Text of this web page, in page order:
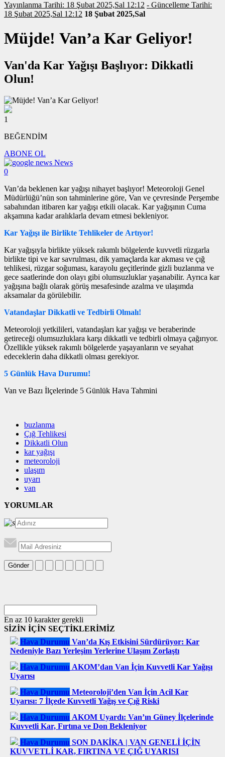
Yayınlanma Tarihi: 18 Şubat 2025,Sal 12:12 - Güncelleme Tarihi:
18 Şubat 2025,Sal 12:12 18 Şubat 2025,Sal
Müjde! Van’a Kar Geliyor!
Van'da Kar Yağışı Başlıyor: Dikkatli
Olun!
1
BEĞENDİM
ABONE OL
News
0
Van’da beklenen kar yağışı nihayet başlıyor! Meteoroloji Genel
Müdürlüğü’nün son tahminlerine göre, Van ve çevresinde Perşembe
sabahından itibaren kar yağışı etkili olacak. Kar yağışının Cuma
akşamına kadar aralıklarla devam etmesi bekleniyor.
Kar Yağışı ile Birlikte Tehlikeler de Artıyor!
Kar yağışıyla birlikte yüksek rakımlı bölgelerde kuvvetli rüzgarla
birlikte tipi ve kar savrulması, dik yamaçlarda kar akması ve çığ
tehlikesi, rüzgar soğuması, karayolu geçitlerinde gizli buzlanma ve
gece saatlerinde don olayı gibi olumsuzluklar yaşanabilir. Ayrıca kar
yağışına bağlı olarak görüş mesafesinde azalma ve ulaşımda
aksamalar da görülebilir.
Vatandaşlar Dikkatli ve Tedbirli Olmalı!
Meteoroloji yetkilileri, vatandaşları kar yağışı ve beraberinde
getireceği olumsuzluklara karşı dikkatli ve tedbirli olmaya çağırıyor.
Özellikle yüksek rakımlı bölgelerde yaşayanların ve seyahat
edeceklerin daha dikkatli olması gerekiyor.
5 Günlük Hava Durumu!
Van ve Bazı İlçelerinde 5 Günlük Hava Tahmini
buzlanma
Çığ Tehlikesi
Dikkatli Olun
kar yağışı
meteoroloji
ulaşım
uyarı
van
YORUMLAR
Gönder
En az 10 karakter gerekli
SİZİN İÇİN SEÇTİKLERİMİZ
Hava Durumu Van’da Kış Etkisini Sürdürüyor: Kar
Nedeniyle Bazı Yerleşim Yerlerine Ulaşım Zorlaştı
Hava Durumu AKOM’dan Van İçin Kuvvetli Kar Yağışı
Uyarısı
Hava Durumu Meteoroloji’den Van İçin Acil Kar
Uyarısı: 7 İlçede Kuvvetli Yağış ve Çığ Riski
Hava Durumu AKOM Uyardı: Van’ın Güney İlçelerinde
Kuvvetli Kar, Fırtına ve Don Bekleniyor
Hava Durumu SON DAKİKA | VAN GENELİ İÇİN
KUVVETLİ KAR, FIRTINA VE ÇIĞ UYARISI